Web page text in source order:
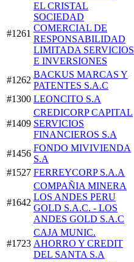
#1261
EL CRISTAL
SOCIEDAD
COMERCIAL DE
RESPONSABILIDAD
LIMITADA SERVICIOS
E INVERSIONES
#1262
BACKUS MARCAS Y
PATENTES S.A.C
#1300 LEONCITO S.A
#1409
CREDICORP CAPITAL
SERVICIOS
FINANCIEROS S.A
#1456
FONDO MIVIVIENDA
S.A
#1527 FERREYCORP S.A.A
#1642
COMPAÑIA MINERA
LOS ANDES PERU
GOLD S.A.C. - LOS
ANDES GOLD S.A.C
#1723
CAJA MUNIC.
AHORRO Y CREDIT
DEL SANTA S.A